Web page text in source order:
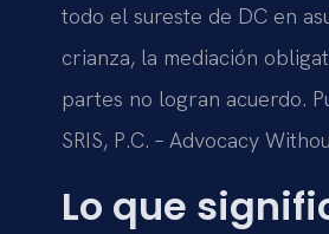
todo el sureste de DC en
crianza, la mediación
partes no logran acuerdo.
SRIS, P.C. – Advocacy
Lo que